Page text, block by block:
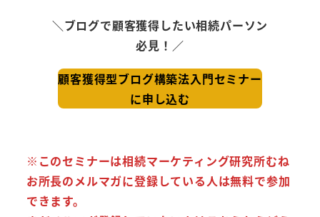
＼ブログで顧客獲得したい相続パーソン
必見！／
顧客獲得型ブログ構築法入門セミナー
に申し込む
※このセミナーは相続マーケティング研究所むね
お所長のメルマガに登録している人は無料で参加
できます。